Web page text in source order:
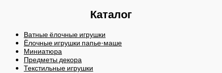
Каталог
Ватные ёлочные игрушки
Ёлочные игрушки папье-маше
Миниатюра
Предметы декора
Текстильные игрушки